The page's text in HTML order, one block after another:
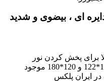
ای ، بیضوی و شدید
برای پخش کردن نور
استفاده میشوند که در ابعاد 122*122 و 120*180 موجود
ایران پلکس